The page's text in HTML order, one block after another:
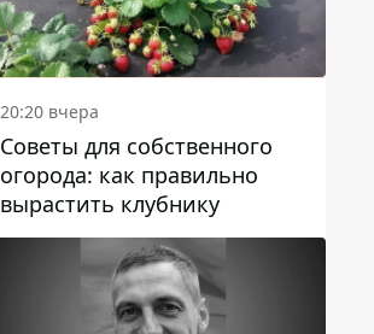
20:20 вчера
Советы для собственного
огорода: как правильно
вырастить клубнику